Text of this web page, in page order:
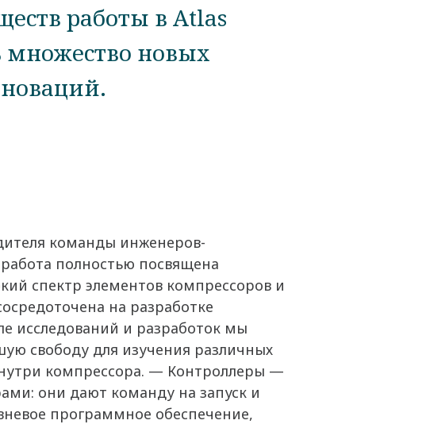
работы в Atlas
множество новых
команды инженеров-
полностью посвящена
спектр элементов компрессоров и
на разработке
исследований и разработок мы
свободу для изучения различных
компрессора. — Контроллеры —
они дают команду на запуск и
программное обеспечение,